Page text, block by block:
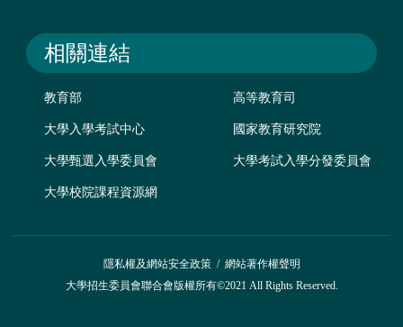
相關連結
教育部 高等教育司
大學入學考試中心 國家教育研究院
大學甄選入學委員會 大學考試入學分發委員會
大學校院課程資源網
隱私權及網站安全政策/ 網站著作權聲明
大學招生委員會聯合會版權所有©2021 All Rights Reserved.